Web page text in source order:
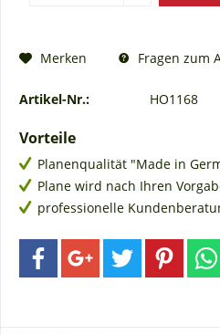
Merken Fragen zum
Artikel-Nr.: HO1168
Vorteile
Planenqualität "Made in
Plane wird nach Ihren
professionelle